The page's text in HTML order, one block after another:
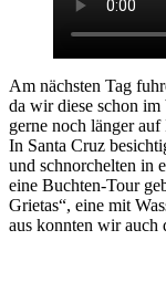
Am nächsten Tag
da wir diese schon
gerne noch länger
In Santa Cruz
und schnorchelten in
eine Buchten-Tour
Grietas“, eine mit
aus konnten wir auch